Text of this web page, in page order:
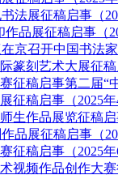
中国书法
第二届“